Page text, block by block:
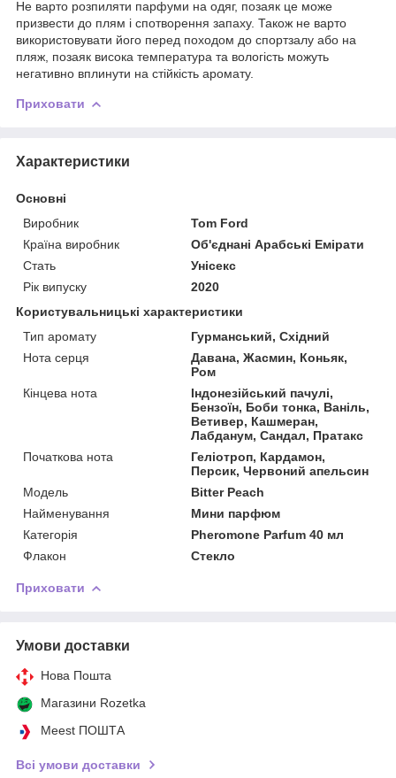
Не варто розпиляти парфуми на одяг, позаяк це може
призвести до плям і спотворення запаху. Також не варто
використовувати його перед походом до спортзалу або на
пляж, позаяк висока температура та вологість можуть
негативно вплинути на стійкість аромату.
Приховати
Характеристики
Основні
Виробник
Tom Ford
Країна виробник
Об'єднані Арабські Емірати
Стать
Унісекс
Рік випуску
2020
Користувальницькі характеристики
Тип аромату
Гурманський, Східний
Нота серця
Давана, Жасмин, Коньяк,
Ром
Кінцева нота
Індонезійський пачулі,
Бензоїн, Боби тонка, Ваніль,
Ветивер, Кашмеран,
Лабданум, Сандал, Пратакс
Початкова нота
Геліотроп, Кардамон,
Персик, Червоний апельсин
Мoдель
Bitter Peach
Найменування
Мини парфюм
Категорія
Pheromone Parfum 40 мл
Флакон
Стекло
Приховати
Умови доставки
Нова Пошта
Магазини Rozetka
Meest ПОШТА
Всі умови доставки